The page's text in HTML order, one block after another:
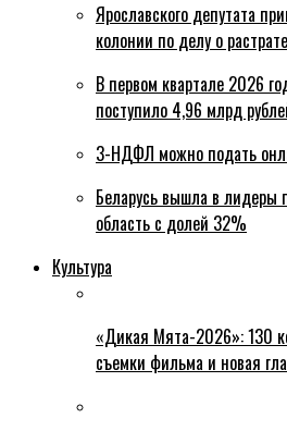
Ярославского депутата
колонии по делу о растрате
В первом квартале 2026
поступило 4,96 млрд
3-НДФЛ можно подать
Беларусь вышла в лидеры
область с долей 32%
Культура
«Дикая Мята-2026»: 130
съемки фильма и новая